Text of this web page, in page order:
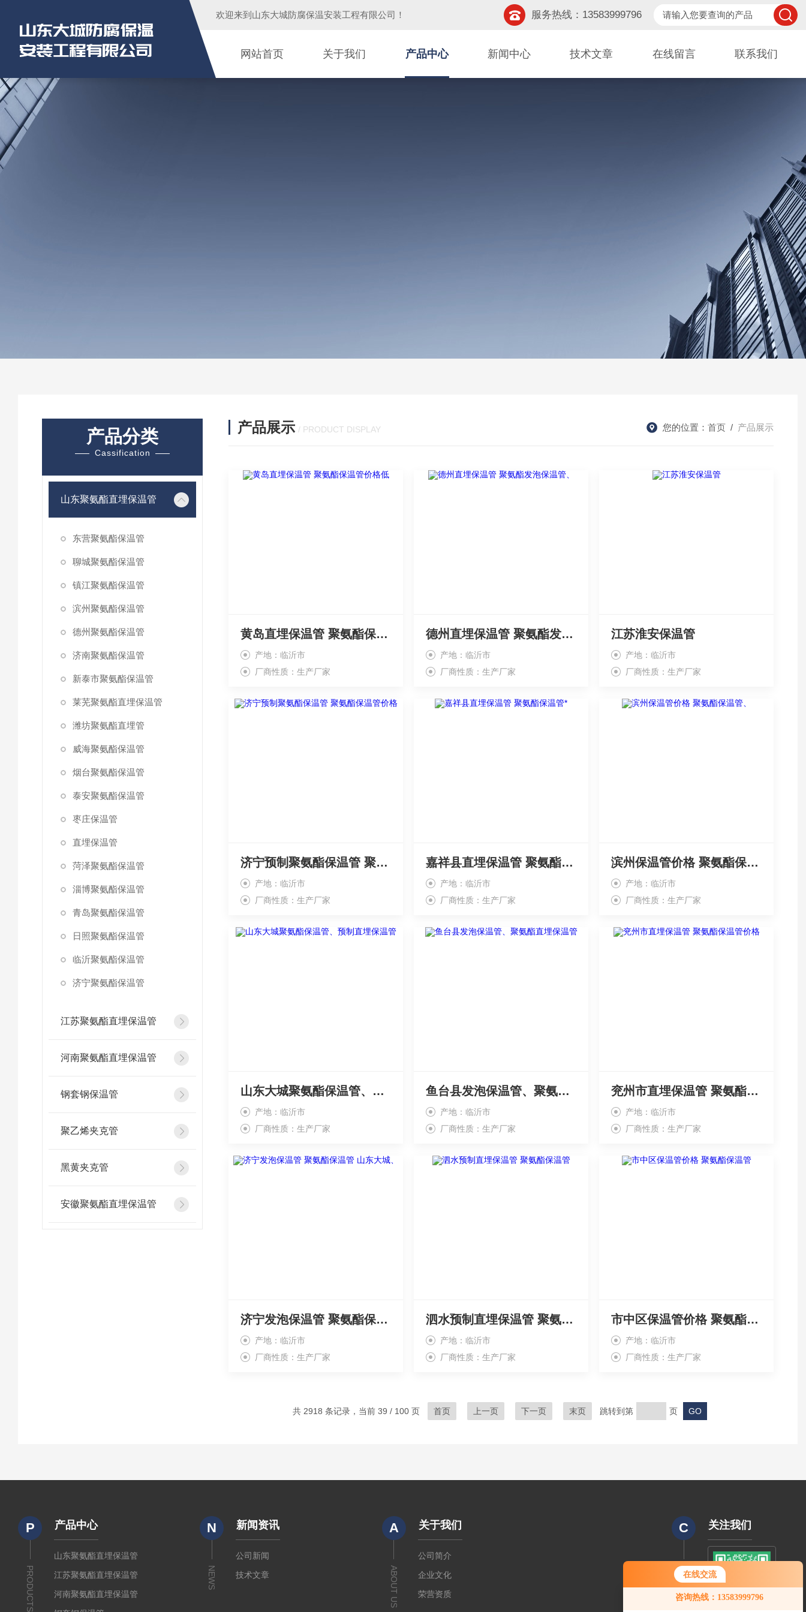
在线交流
咨询热线：13583999796
欢迎来到 山东大城防腐保温安装工程有限公司 ！ 服务热线：13583999796
网站首页 关于我们 产品中心 新闻中心 技术文章 在线留言 联系我们
产品分类
Cassification
山东聚氨酯直埋保温管
东营聚氨酯保温管
聊城聚氨酯保温管
镇江聚氨酯保温管
滨州聚氨酯保温管
德州聚氨酯保温管
济南聚氨酯保温管
新泰市聚氨酯保温管
莱芜聚氨酯直埋保温管
潍坊聚氨酯直埋管
威海聚氨酯保温管
烟台聚氨酯保温管
泰安聚氨酯保温管
枣庄保温管
直埋保温管
菏泽聚氨酯保温管
淄博聚氨酯保温管
青岛聚氨酯保温管
日照聚氨酯保温管
临沂聚氨酯保温管
济宁聚氨酯保温管
江苏聚氨酯直埋保温管
河南聚氨酯直埋保温管
钢套钢保温管
聚乙烯夹克管
黑黄夹克管
安徽聚氨酯直埋保温管
产品展示 / PRODUCT DISPLAY 您的位置： 首页 / 产品展示
黄岛直埋保温管 聚氨酯保温管价格低
产地：临沂市
厂商性质：生产厂家
德州直埋保温管 聚氨酯发泡保温管、
产地：临沂市
厂商性质：生产厂家
江苏淮安保温管
产地：临沂市
厂商性质：生产厂家
济宁预制聚氨酯保温管 聚氨酯保温管价格
产地：临沂市
厂商性质：生产厂家
嘉祥县直埋保温管 聚氨酯保温管*
产地：临沂市
厂商性质：生产厂家
滨州保温管价格 聚氨酯保温管、
产地：临沂市
厂商性质：生产厂家
山东大城聚氨酯保温管、预制直埋保温管
产地：临沂市
厂商性质：生产厂家
鱼台县发泡保温管、聚氨酯直埋保温管
产地：临沂市
厂商性质：生产厂家
兖州市直埋保温管 聚氨酯保温管价格
产地：临沂市
厂商性质：生产厂家
济宁发泡保温管 聚氨酯保温管 山东大城、
产地：临沂市
厂商性质：生产厂家
泗水预制直埋保温管 聚氨酯保温管
产地：临沂市
厂商性质：生产厂家
市中区保温管价格 聚氨酯保温管
产地：临沂市
厂商性质：生产厂家
共 2918 条记录，当前 39 / 100 页 首页 上一页 下一页 末页 跳转到第 页
P
PRODUCTS
产品中心
山东聚氨酯直埋保温管
江苏聚氨酯直埋保温管
河南聚氨酯直埋保温管
N
NEWS
新闻资讯
公司新闻
技术文章
A
ABOUT US
关于我们
公司简介
企业文化
荣营资质
C
CODE
关注我们